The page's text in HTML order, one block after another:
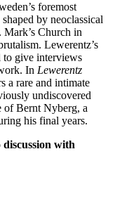
foremost
by neoclassical
Church in
Lewerentz’s
to give interviews
In Lewerentz
a rare and intimate
undiscovered
of Bernt Nyberg, a
his final years.
with